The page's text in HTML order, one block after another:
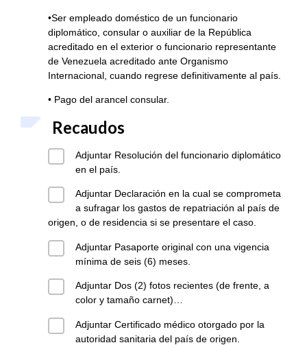
•Ser empleado doméstico de un funcionario
diplomático, consular o auxiliar de la República
acreditado en el exterior o funcionario representante
de Venezuela acreditado ante Organismo
Internacional, cuando regrese definitivamente al país.
• Pago del arancel consular.
Recaudos
Adjuntar Resolución del funcionario diplomático
en el país.
Adjuntar Declaración en la cual se comprometa
a sufragar los gastos de repatriación al país de
origen, o de residencia si se presentare el caso.
Adjuntar Pasaporte original con una vigencia
mínima de seis (6) meses.
Adjuntar Dos (2) fotos recientes (de frente, a
color y tamaño carnet)…
Adjuntar Certificado médico otorgado por la
autoridad sanitaria del país de origen.